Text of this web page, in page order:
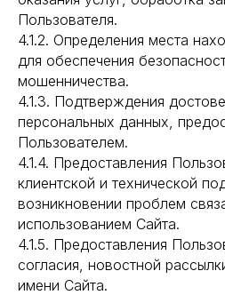
Пользователя.
4.1.2. Определения места
для обеспечения
мошенничества.
4.1.3. Подтверждения
персональных данных,
Пользователем.
4.1.4. Предоставления
клиентской и технической
возникновении проблем
использованием Сайта.
4.1.5. Предоставления
согласия, новостной
имени Сайта.